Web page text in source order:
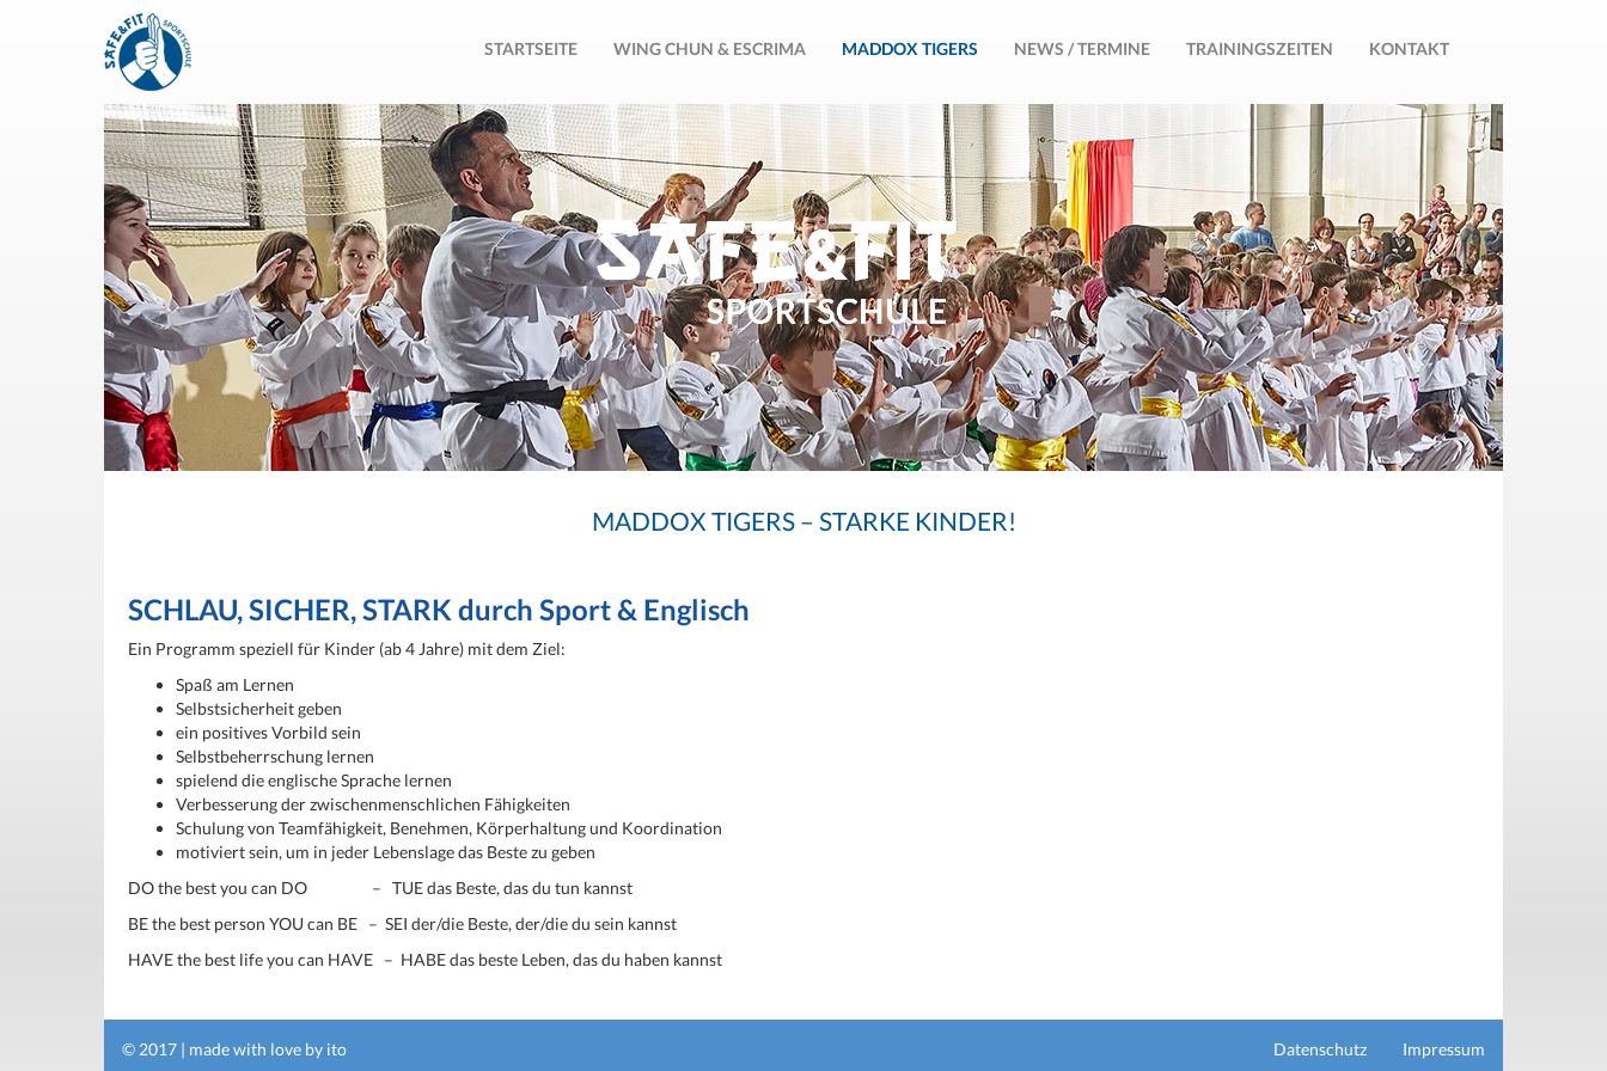
STARTSEITE WING CHUN & ESCRIMA MADDOX TIGERS NEWS / TERMINE TRAININGSZEITEN KONTAKT
MADDOX TIGERS – STARKE KINDER!
SCHLAU, SICHER, STARK durch Sport & Englisch
Ein Programm speziell für Kinder (ab 4 Jahre) mit dem Ziel:
Spaß am Lernen
Selbstsicherheit geben
ein positives Vorbild sein
Selbstbeherrschung lernen
spielend die englische Sprache lernen
Verbesserung der zwischenmenschlichen Fähigkeiten
Schulung von Teamfähigkeit, Benehmen, Körperhaltung und Koordination
motiviert sein, um in jeder Lebenslage das Beste zu geben
DO the best you can DO – TUE das Beste, das du tun kannst
BE the best person YOU can BE – SEI der/die Beste, der/die du sein kannst
HAVE the best life you can HAVE – HABE das beste Leben, das du haben kannst
© 2017 | made with love by ito Datenschutz Impressum